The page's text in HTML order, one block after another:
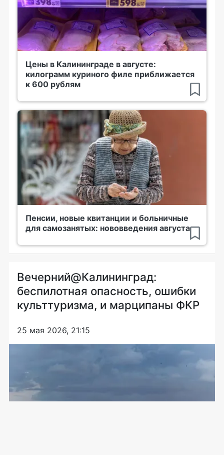
Цены в Калининграде в августе:
килограмм куриного филе приближается
к 600 рублям
Пенсии, новые квитанции и больничные
для самозанятых: нововведения августа
Вечерний@Калининград:
беспилотная опасность, ошибки
культтуризма, и марципаны ФКР
25 мая 2026, 21:15